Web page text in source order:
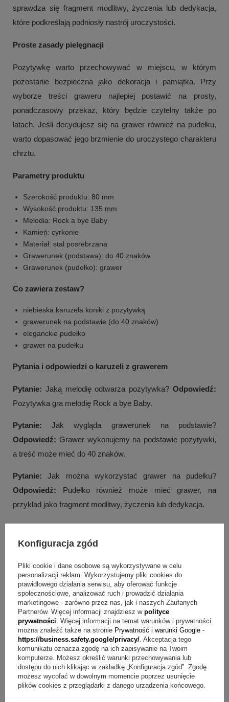
+5
Zobacz więcej
sprawdza się fragment modlitwy, życzenia lub dedykacja,
które podkreślają podniosły nastrój uroczystości.
Proste zasady pielęgnacji
Pozytywkę warto przechowywać w miejscu, w którym
pozostanie bezpieczna jako dekoracja i pamiątka. Przy
wyborze treści graweru najlepiej postawić na prosty,
ponadczasowy przekaz, który będzie czytelny także po
latach. Jeśli decydujesz się na grawer również na pudełku,
warto dopasować jego brzmienie do uroczystego charakteru
chrztu.
Parametry produktu
Szerokość produktu: 80 mm
Wysokość produktu: 135 mm
Melodia: Rock a bye Baby
Kamień: cyrkonie
Materiał: stal posrebrzana
Grawerunek (podstawa): do 40 znaków
Grawerunek (pudełko): grawer
Co zawiera zestaw?
niebieska karuzela koniki z pozytywką
grawerunek na podstawie (do 40 znaków)
eleganckie pudełko
grawer na pudełku
Pytania i odpowiedzi o karuzeli z grawerem
Pytanie: Jaką melodię odtwarza pozytywka? Odpowiedź:
Pozytywka gra melodię Rock a bye Baby.
Pytanie: Jak wygląda grawerunek na podstawie?
Odpowiedź: Grawer wykonujemy na podstawie pozytywki,
a treść może mieć do 40 znaków.
Pytanie: Jak można wykorzystać grawer na pudełku?
Odpowiedź: Pudełko również może mieć grawer, na
przykład jako fragment modlitwy, życzenia lub dedykacja.
Pytanie:Z jakiego materiału wykonano pozytywkę?
Odpowiedź:Tworzywem jest stal posrebrzana.
Pytanie:Czy pozytywka ma zdobienia?Odpowiedź:
Zdobiona jest cyrkoniami, które dodają całości subtelnego
blasku.
Podsumowanie
Jeśli chcesz podkreślić wagę chrztu pamiątką, która zostaje
w domu jako dekoracja, ten model łączy melodię Rock a bye
Baby, cyrkonie oraz możliwość grawerowania.
Personalizacja na podstawie i na pudełku pozwala nadać
Konfiguracja zgód
Pliki cookie i dane osobowe są wykorzystywane w celu
personalizacji reklam. Wykorzystujemy pliki cookies do
prawidłowego działania serwisu, aby oferować funkcje
społecznościowe, analizować ruch i prowadzić działania
marketingowe - zarówno przez nas, jak i naszych Zaufanych
Partnerów. Więcej informacji znajdziesz w polityce
prywatności . Więcej informacji na temat warunków i prywatności
można znaleźć także na stronie Prywatność i warunki Google -
https://business.safety.google/privacy/ . Akceptacja tego
komunikatu oznacza zgodę na ich zapisywanie na Twoim
komputerze. Możesz określić warunki przechowywania lub
dostępu do nich klikając w zakładkę „Konfiguracja zgód”. Zgodę
możesz wycofać w dowolnym momencie poprzez usunięcie
plików cookies z przeglądarki z danego urządzenia końcowego.